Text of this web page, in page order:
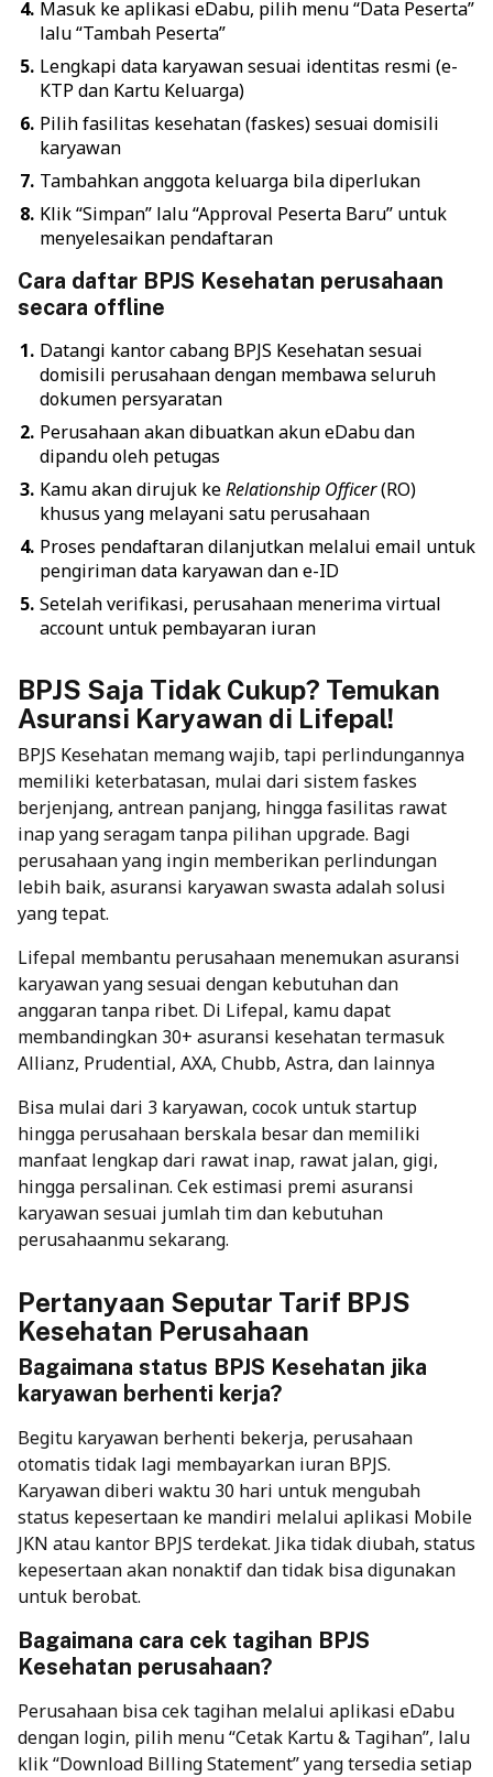
Masuk ke aplikasi eDabu, pilih menu “Data Peserta”
lalu “Tambah Peserta”
Lengkapi data karyawan sesuai identitas resmi (e-
KTP dan Kartu Keluarga)
Pilih fasilitas kesehatan (faskes) sesuai domisili
karyawan
Tambahkan anggota keluarga bila diperlukan
Klik “Simpan” lalu “Approval Peserta Baru” untuk
menyelesaikan pendaftaran
Cara daftar BPJS Kesehatan perusahaan
secara offline
Datangi kantor cabang BPJS Kesehatan sesuai
domisili perusahaan dengan membawa seluruh
dokumen persyaratan
Perusahaan akan dibuatkan akun eDabu dan
dipandu oleh petugas
Kamu akan dirujuk keRelationship Officer(RO)
khusus yang melayani satu perusahaan
Proses pendaftaran dilanjutkan melalui email untuk
pengiriman data karyawan dan e-ID
Setelah verifikasi, perusahaan menerima virtual
account untuk pembayaran iuran
BPJS Saja Tidak Cukup? Temukan
Asuransi Karyawan di Lifepal!
BPJS Kesehatan memang wajib, tapi perlindungannya
memiliki keterbatasan, mulai dari sistem faskes
berjenjang, antrean panjang, hingga fasilitas rawat
inap yang seragam tanpa pilihan upgrade. Bagi
perusahaan yang ingin memberikan perlindungan
lebih baik, asuransi karyawan swasta adalah solusi
yang tepat.
Lifepal membantu perusahaan menemukanasuransi
karyawanyang sesuai dengan kebutuhan dan
anggaran tanpa ribet. Di Lifepal, kamu dapat
membandingkan 30+ asuransi kesehatan termasuk
Allianz, Prudential, AXA, Chubb, Astra, dan lainnya
Bisa mulai dari 3 karyawan, cocok untuk startup
hingga perusahaan berskala besar dan memiliki
manfaat lengkap dari rawat inap, rawat jalan, gigi,
hingga persalinan. Cek estimasi premi asuransi
karyawan sesuai jumlah tim dan kebutuhan
perusahaanmu sekarang.
Pertanyaan Seputar Tarif BPJS
Kesehatan Perusahaan
Bagaimana status BPJS Kesehatan jika
karyawan berhenti kerja?
Begitu karyawan berhenti bekerja, perusahaan
otomatis tidak lagi membayarkan iuran BPJS.
Karyawan diberi waktu 30 hari untuk mengubah
status kepesertaan ke mandiri melalui aplikasi Mobile
JKN atau kantor BPJS terdekat. Jika tidak diubah, status
kepesertaan akan nonaktif dan tidak bisa digunakan
untuk berobat.
Bagaimana cara cek tagihan BPJS
Kesehatan perusahaan?
Perusahaan bisa cek tagihan melalui aplikasi eDabu
dengan login, pilih menu “Cetak Kartu & Tagihan”, lalu
klik “Download Billing Statement” yang tersedia setiap